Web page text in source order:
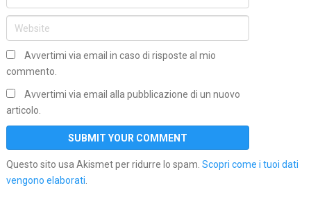
Avvertimi via email in caso di risposte al mio
commento.
Avvertimi via email alla pubblicazione di un nuovo
articolo.
Questo sito usa Akismet per ridurre lo spam. Scopri come i tuoi dati
vengono elaborati.